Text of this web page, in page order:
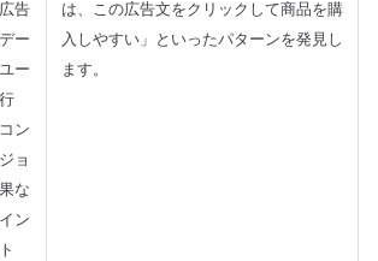
告
ー
ー
ン
ョ
な
ン
は、この広告文をクリックして商品を購
入しやすい」といったパターンを発見し
ます。